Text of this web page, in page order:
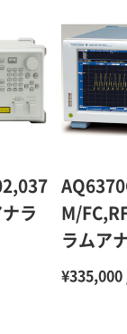
ラ
M/
ラムア
¥335,000